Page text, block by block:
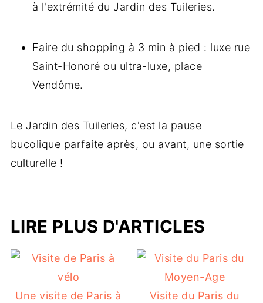
à l'extrémité du Jardin des Tuileries.
Faire du shopping à 3 min à pied : luxe rue
Saint-Honoré ou ultra-luxe, place
Vendôme.
Le Jardin des Tuileries, c'est la pause
bucolique parfaite après, ou avant, une sortie
culturelle !
LIRE PLUS D'ARTICLES
Une visite de Paris à
Visite du Paris du